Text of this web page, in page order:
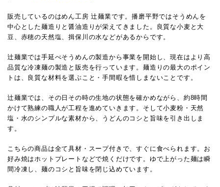
販売しているのはめん工房 辻麺業です。播磨平野ではそうめんを
中心とした麺造りと醤油造りが栄えてきました。良質な小麦と大
豆、赤穂の天然塩、揖保川の水などがあるからです。
辻麺業では手延べそうめんの製造から事業を開始し、現在はより高
品質な冷凍麺の製造と販売を行っています。 麺造りの最大のポイン
トは、良質な材料を選ぶこと・手間暇を惜しまないことです。
辻麺業では、その日その時の生地の状態を確かめながら、約8時間
かけて熟練の職人が工程を進めていきます。そして小麦粉・天然
塩・水のシンプルな素材から、うどんのコシと旨味を引き出しま
す。
こちらの商品は全て具材・スープ付きで、すぐに食べられます。お
好み焼はホットプレートなどで焼くだけです。ゆで上がった麺は瞬
間冷凍し、麺のコシと旨味を閉じ込めています。